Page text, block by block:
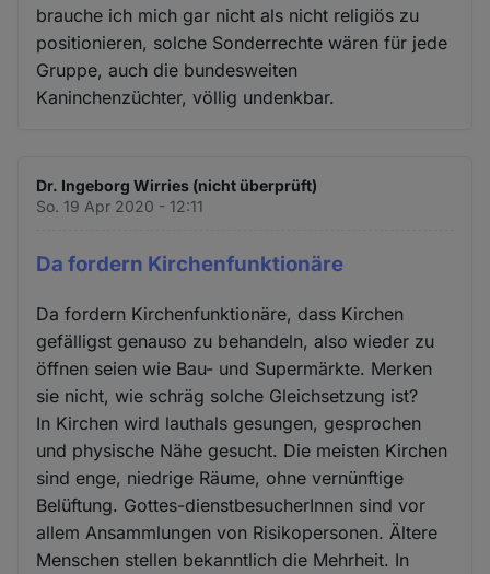
brauche ich mich gar nicht als nicht religiös zu
positionieren, solche Sonderrechte wären für jede
Gruppe, auch die bundesweiten
Kaninchenzüchter, völlig undenkbar.
Dr. Ingeborg Wirries (nicht überprüft)
So. 19 Apr 2020 - 12:11
Da fordern Kirchenfunktionäre
Da fordern Kirchenfunktionäre, dass Kirchen
gefälligst genauso zu behandeln, also wieder zu
öffnen seien wie Bau- und Supermärkte. Merken
sie nicht, wie schräg solche Gleichsetzung ist?
In Kirchen wird lauthals gesungen, gesprochen
und physische Nähe gesucht. Die meisten Kirchen
sind enge, niedrige Räume, ohne vernünftige
Belüftung. Gottes-dienstbesucherInnen sind vor
allem Ansammlungen von Risikopersonen. Ältere
Menschen stellen bekanntlich die Mehrheit. In